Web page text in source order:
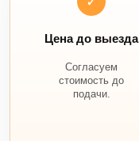
Цена до выезда
Согласуем
стоимость до
подачи.